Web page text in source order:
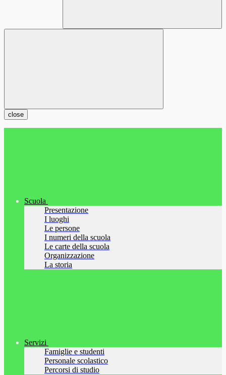
close
Scuola
Presentazione
I luoghi
Le persone
I numeri della scuola
Le carte della scuola
Organizzazione
La storia
Servizi
Famiglie e studenti
Personale scolastico
Percorsi di studio